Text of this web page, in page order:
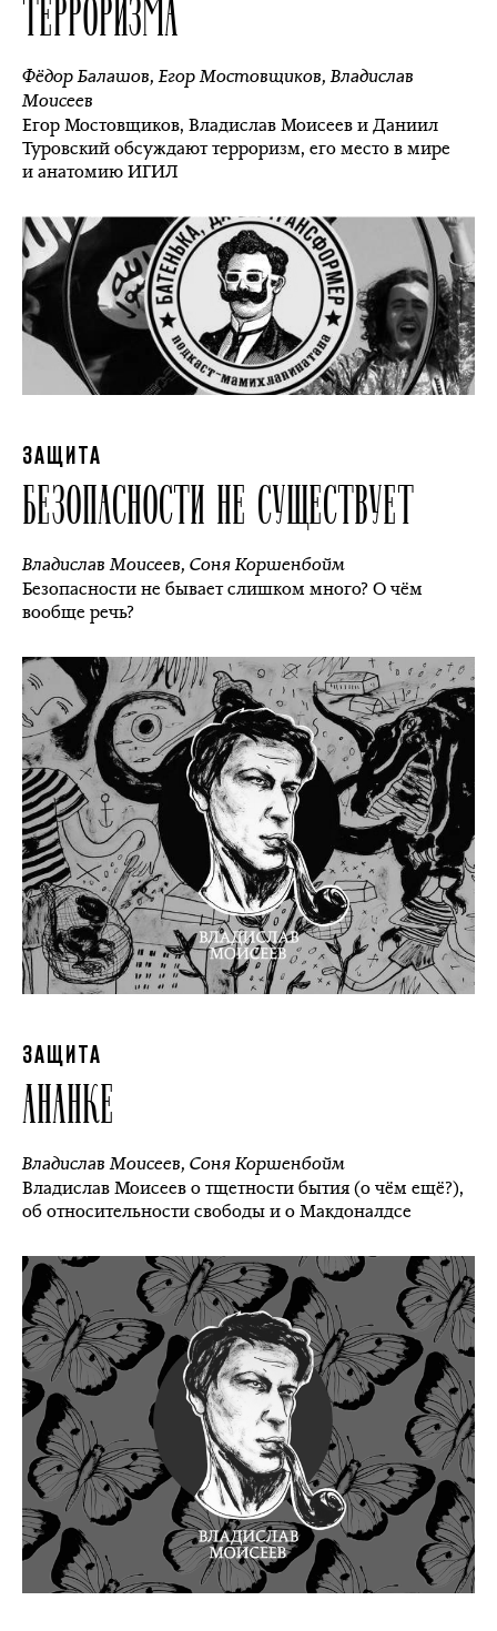
ТЕРРОРИЗМА
Фёдор Балашов,Егор Мостовщиков,Владислав
Моисеев
Егор Мостовщиков, Владислав Моисеев и Даниил
Туровский обсуждают терроризм, его место в мире
и анатомию ИГИЛ
ЗАЩИТА
БЕЗОПАСНОСТИ НЕ СУЩЕСТВУЕТ
Владислав Моисеев, Соня Коршенбойм
Безопасности не бывает слишком много? О чём
вообще речь?
ЗАЩИТА
АНАНКЕ
Владислав Моисеев, Соня Коршенбойм
Владислав Моисеев о тщетности бытия (о чём ещё?),
об относительности свободы и о Макдоналдсе